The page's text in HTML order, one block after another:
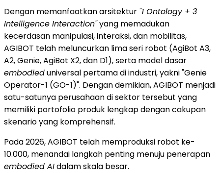
Dengan memanfaatkan arsitektur "1 Ontology + 3
Intelligence Interaction"yang memadukan
kecerdasan manipulasi, interaksi, dan mobilitas,
AGIBOT telah meluncurkan lima seri robot (AgiBot A3,
A2, Genie, AgiBot X2, dan D1), serta model dasar
embodieduniversal pertama di industri, yakni "Genie
Operator-1 (GO-1)". Dengan demikian, AGIBOT menjadi
satu-satunya perusahaan di sektor tersebut yang
memiliki portofolio produk lengkap dengan cakupan
skenario yang komprehensif.
Pada 2026, AGIBOT telah memproduksi robot ke-
10.000, menandai langkah penting menuju penerapan
embodied AIdalam skala besar.